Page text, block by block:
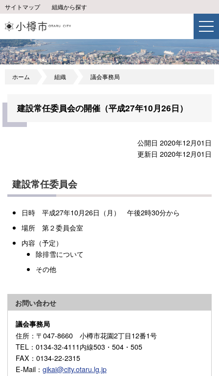
サイトマップ 組織から探す
ホーム 組織 議会事務局
建設常任委員会の開催（平成27年10月26日）
公開日 2020年12月01日
更新日 2020年12月01日
建設常任委員会
日時 平成27年10月26日（月） 午後2時30分から
場所 第２委員会室
内容（予定）
除排雪について
その他
お問い合わせ
議会事務局
住所 ：〒047-8660 小樽市花園2丁目12番1号
TEL ：0134-32-4111内線503・504・505
FAX ：0134-22-2315
E-Mail ： gikai@city.otaru.lg.jp